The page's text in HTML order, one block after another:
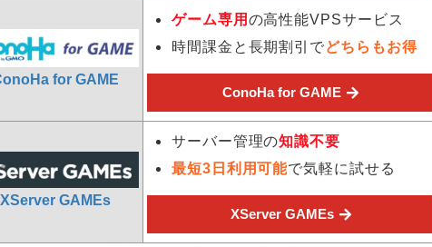
for GAME
ゲーム専用 の高性能VPSサービス
時間課金と長期割引でどちらもお得
ConoHa for GAME
XServer GAMEs
サーバー管理の知識不要
最短3日利用可能で気軽に試せる
XServer GAMEs